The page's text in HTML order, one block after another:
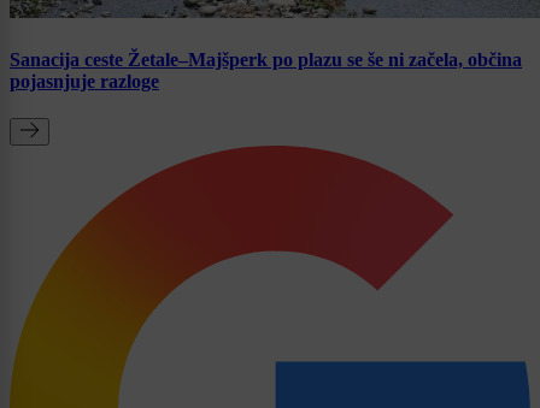
Sanacija ceste Žetale–Majšperk po plazu se še ni začela, občina
pojasnjuje razloge